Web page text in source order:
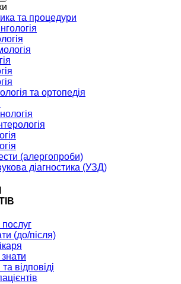
та процедури
та ортопедія
(алергопроби)
діагностика (УЗД)
послуг
(до/після)
відповіді